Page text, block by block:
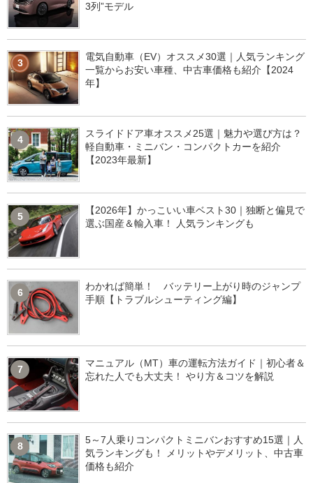
3列”モデル
3
電気自動車（EV）オススメ30選｜人気ランキング
一覧からお安い車種、中古車価格も紹介【2024
年】
4
スライドドア車オススメ25選｜魅力や選び方は？
軽自動車・ミニバン・コンパクトカーを紹介
【2023年最新】
5
【2026年】かっこいい車ベスト30｜独断と偏見で
選ぶ国産＆輸入車！ 人気ランキングも
6
わかれば簡単！ バッテリー上がり時のジャンプ
手順【トラブルシューティング編】
7
マニュアル（MT）車の運転方法ガイド｜初心者＆
忘れた人でも大丈夫！ やり方＆コツを解説
8
5～7人乗りコンパクトミニバンおすすめ15選｜人
気ランキングも！ メリットやデメリット、中古車
価格も紹介